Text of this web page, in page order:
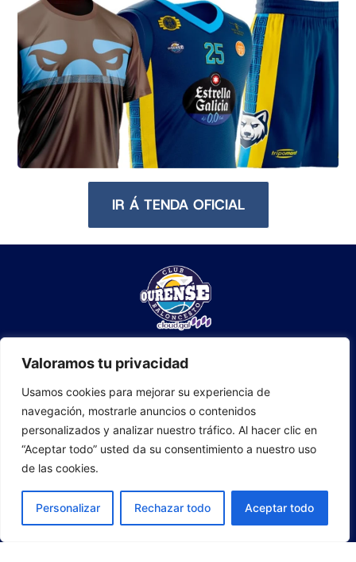
Valoramos tu privacidad
Usamos cookies para mejorar su experiencia de
navegación, mostrarle anuncios o contenidos
personalizados y analizar nuestro tráfico. Al hacer clic en
“Aceptar todo” usted da su consentimiento a nuestro uso
de las cookies.
Personalizar Rechazar todo Aceptar todo
IR Á TENDA OFICIAL